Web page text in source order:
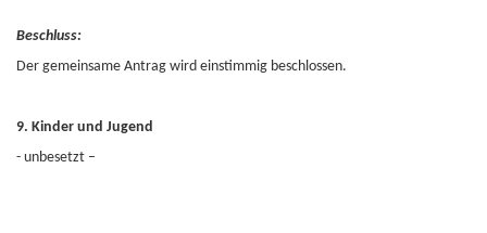
Beschluss:
Der gemeinsame Antrag wird einstimmig beschlossen.
9. Kinder und Jugend
- unbesetzt –